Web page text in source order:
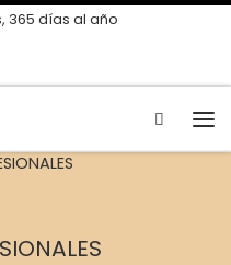
365 días al año
Search